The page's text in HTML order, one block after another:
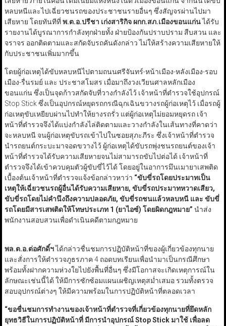
หลบหนีและไปเฉี่ยวชนรถของประชาชนรายอื่นๆ ซึ่งสัญจรผ่านไปมา
เสียหาย โดยทันทีที่พ.ต.อ.ปรีชา เก่งสาริกิจ ผกก.สภ.เมืองขอนแก่นได้รับ
รายงานได้บูรณาการกำลังทุกฝ่ายทั้ง ฝ่ายป้องกันปราบปราม สืบสวน และ
จราจร ออกติดตามและสกัดจับรถคันดังกล่าว ไม่ให้สร้างความเสียหายให้
กับประชาชนเพิ่มมากขึ้น
โดยผู้ก่อเหตุได้ขับหลบหนีไปตามถนนศรีจันทร์-หน้าเมือง-หลังเมือง-รอบ
เมือง-รื่นรมย์ และ ประชาสโมสร เมื่อมาถึงวงเวียนศาลหลักเมือง
ขอนแก่น ซึ่งเป็นจุดก้าวสกัดจับที่วางกำลังไว้ เจ้าหน้าที่ตำรวจใช้อุปกรณ์
Stop Stick ซึ่งเป็นอุปกรณ์หยุดรถกรณีฉุกเฉินขวางรถผู้ก่อเหตุไว้ เมื่อรถผู้
ก่อเหตุขับเหยียบผ่านไปทำให้ยางรถรั่ว แต่ผู้ก่อเหตุไม่ยอมหยุดรถ เจ้า
หน้าที่ตำรวจจึงได้แบ่งกำลังไล่ติดตามและวางกำลังในเส้นทางที่คาดว่า
จะหลบหนี จนผู้ก่อเหตุขับรถเข้าไปในซอยสุภะภีระ ซึ่งเจ้าหน้าที่ตำรวจ
นำรถยนต์กระบะมาจอดขวางไว้ ผู้ก่อเหตุได้ขับรถพุ่งชนรถยนต์ของเจ้า
หน้าที่ตำรวจได้รับความเสียหายจนไม่สามารถขับไปต่อได้ เจ้าหน้าที่
ตำรวจจึงได้เข้าควบคุมตัวผู้ขับขี่ไว้ได้ โดยอยู่ในอาการมึนเมายาเสพติด
เบื้องต้นเจ้าหน้าที่ตำรวจแจ้งข้อกล่าวหาว่า “ขับขี่รถโดยประมาทเป็น
เหตุให้เฉี่ยวชนรถผู้อื่นได้รับความเสียหาย, ขับขี่รถประมาทหวาดเสียว,
ขับขี่รถโดยไม่คำนึงถึงความปลอดภัย, ขับขี่รถชนแล้วหลบหนี และ ขับขี่
รถโดยมีสารเสพติดให้โทษประเภท 1 (ยาไอซ์) โดยผิดกฎหมาย” นำส่ง
พนักงานสอบสวนเพื่อดำเนินคดีตามกฎหมาย
พล.ต.อ.ต่อศักดิ์ฯได้กล่าวชื่นชมการปฏิบัติหน้าที่ของผู้เกี่ยวข้องทุกนาย
และสั่งการให้ตำรวจภูธรภาค 4 ถอดบทเรียนเพื่อนำมาเป็นกรณีศึกษา
พร้อมทั้งฝากความห่วงใยไปยังพื้นที่อื่นๆ ซึ่งมีโอกาสจะเกิดเหตุการณ์ใน
ลักษณะเช่นนี้ได้ ให้มีการซักซ้อมแผนเผชิญเหตุสม่ำเสมอ รวมทั้งตรวจ
สอบอุปกรณ์ต่างๆ ให้มีความพร้อมในการปฏิบัติหน้าที่ตลอดเวลา
“ขอชื่นชมการทำงานของเจ้าหน้าที่ตำรวจที่เกี่ยวข้องทุกนายที่ยึดหลัก
ยุทธวิธีในการปฏิบัติหน้าที่ มีการนำอุปกรณ์ Stop Stick มาใช้ เพื่อลด